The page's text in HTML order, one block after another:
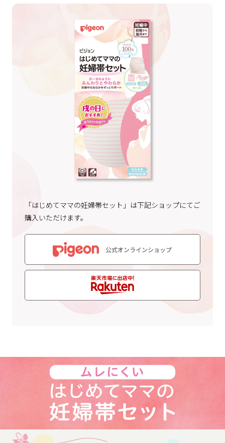
「はじめてママの妊婦帯セット」は下記ショップにてご
購入いただけます。
公式オンラインショップ